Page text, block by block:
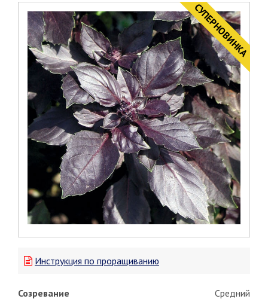
CУПЕРНОВИНКА
Инструкция по проращиванию
Созревание
Средний